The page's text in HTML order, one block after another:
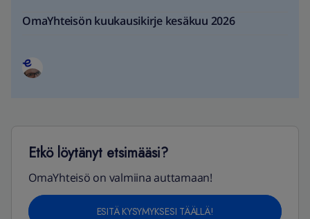
OmaYhteisön kuukausikirje kesäkuu 2026
Etkö löytänyt etsimääsi?
OmaYhteisö on valmiina auttamaan!
ESITÄ KYSYMYKSESI TÄÄLLÄ!